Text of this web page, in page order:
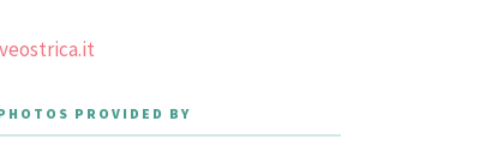
PROVIDED BY